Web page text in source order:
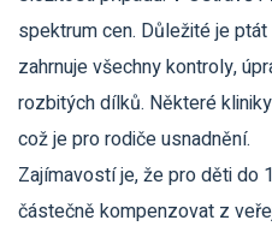
spektrum cen. Důležité je
zahrnuje všechny kontroly,
rozbitých dílků. Některé
což je pro rodiče usnadnění.
Zajímavostí je, že pro děti do
částečně kompenzovat z